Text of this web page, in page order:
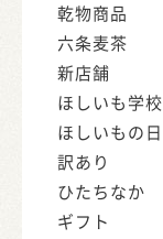
乾物商品
六条麦茶
新店舗
ほしいも学校
ほしいもの日
訳あり
ひたちなか
ギフト